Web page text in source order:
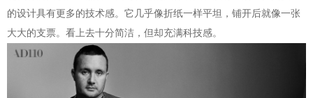
的设计具有更多的技术感。它几乎像折纸一样平坦，铺开后就像一张
大大的支票。看上去十分简洁，但却充满科技感。